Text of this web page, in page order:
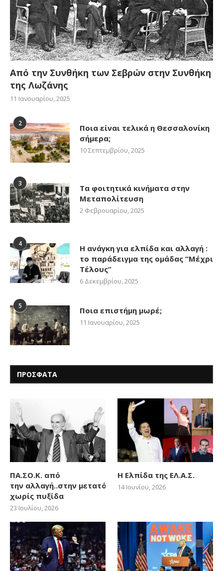
Από την Συνθήκη των Σεβρών στην Συνθήκη
της Λωζάνης
11 Ιανουαρίου, 2025
2
Ποια είναι τελικά η Θεσσαλονίκη
σήμερα;
10 Σεπτεμβρίου, 2025
3
Τα φοιτητικά κινήματα στην
Μεταπολίτευση
2 Φεβρουαρίου, 2025
4
Η ανάγκη για ελπίδα και αλλαγή :
το παράδειγμα της ομάδας “Μέχρι
Τέλους”
6 Δεκεμβρίου, 2025
5 Ποια επιστήμη μωρέ;
11 Ιανουαρίου, 2025
ΠΡΟΣΦΑΤΑ
ΠΑ.ΣΟ.Κ. από
την αλλαγή..στην μετατόπιση
χωρίς πυξίδα
23 Ιουλίου, 2026
Η Ελπίδα της ΕΛ.Α.Σ.
14 Ιουνίου, 2026